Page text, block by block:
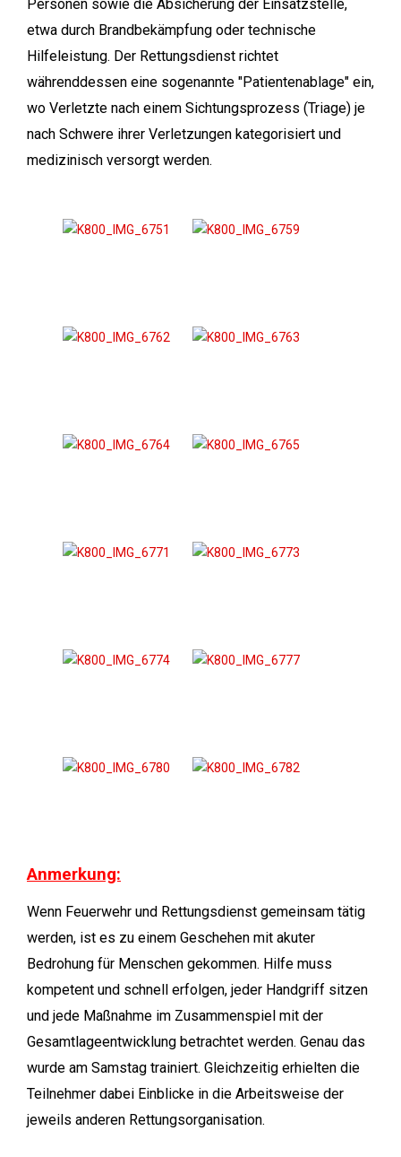
Personen sowie die Absicherung der Einsatzstelle,
etwa durch Brandbekämpfung oder technische
Hilfeleistung. Der Rettungsdienst richtet
währenddessen eine sogenannte "Patientenablage" ein,
wo Verletzte nach einem Sichtungsprozess (Triage) je
nach Schwere ihrer Verletzungen kategorisiert und
medizinisch versorgt werden.
Anmerkung:
Wenn Feuerwehr und Rettungsdienst gemeinsam tätig
werden, ist es zu einem Geschehen mit akuter
Bedrohung für Menschen gekommen. Hilfe muss
kompetent und schnell erfolgen, jeder Handgriff sitzen
und jede Maßnahme im Zusammenspiel mit der
Gesamtlageentwicklung betrachtet werden. Genau das
wurde am Samstag trainiert. Gleichzeitig erhielten die
Teilnehmer dabei Einblicke in die Arbeitsweise der
jeweils anderen Rettungsorganisation.